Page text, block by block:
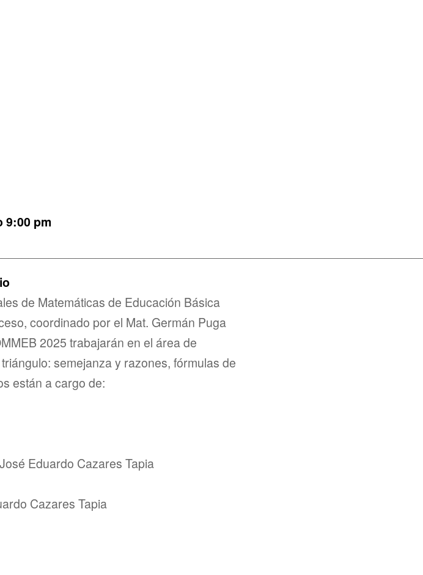
9:00 pm
de Matemáticas de Educación Básica
coordinado por el Mat. Germán Puga
2025 trabajarán en el área de
semejanza y razones, fórmulas de
están a cargo de:
Eduardo Cazares Tapia
Cazares Tapia